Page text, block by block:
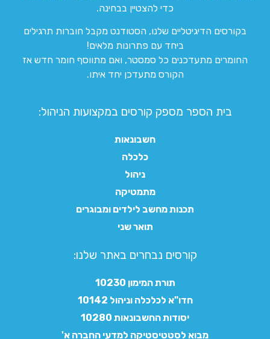
כדי להצטיין בבחינה.
בקורסים הדיגיטליים שלנו, הסטודנט מקבל חוברות תרגילים
ביחד עם פתרונות מלאים!
החומרים מתעדכנים כל סמסטר, ואם מתווסף חומר חדש אז
הקורס מתעדכן יחד איתו.
בית הספר מספק קורסים במקצועות הניהול:
חשבונאות
כלכלה
ניהול
מתמטיקה
תכנות מחשב לילדים ומבוגרים
תואר שני
קורסים נבחרים באתר שלנו:​
תורת המימון 10230
חדו"א לכלכלה וניהול 10142
יסודות החשבונאות 10280
מבוא לסטטיסטיקה למדעי החברה א'